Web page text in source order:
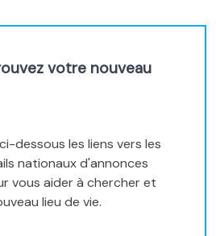
votre nouveau
dessous les liens vers les
nationaux d'annonces
vous aider à chercher et
lieu de vie.